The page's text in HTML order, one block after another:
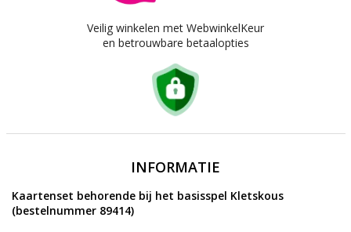
Veilig winkelen met WebwinkelKeur
en betrouwbare betaalopties
INFORMATIE
Kaartenset behorende bij het basisspel Kletskous
(bestelnummer 89414)